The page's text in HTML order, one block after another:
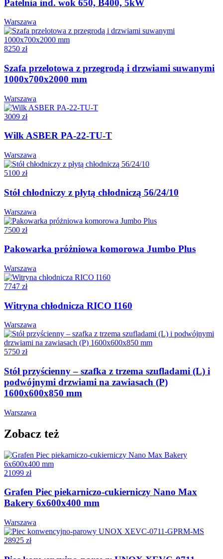
Patelnia ind. wok 650, B400, 5kW
Warszawa
8250 zł
Szafa przelotowa z przegrodą i drzwiami suwanymi
1000x700x2000 mm
Warszawa
3009 zł
Wilk ASBER PA-22-TU-T
Warszawa
5100 zł
Stół chłodniczy z płytą chłodniczą 56/24/10
Warszawa
7500 zł
Pakowarka próżniowa komorowa Jumbo Plus
Warszawa
7747 zł
Witryna chłodnicza RICO I160
Warszawa
5750 zł
Stół przyścienny – szafka z trzema szufladami (L) i
podwójnymi drzwiami na zawiasach (P)
1600x600x850 mm
Warszawa
Zobacz też
21099 zł
Grafen Piec piekarniczo-cukierniczy Nano Max
Bakery 6x600x400 mm
Warszawa
28925 zł